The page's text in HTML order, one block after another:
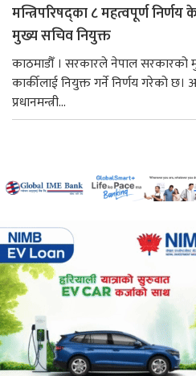
मन्त्रिपरिषद्का ८ महत्वपूर्ण निर्णय
मुख्य सचिव नियुक्त
काठमाडौँ । सरकारले नेपाल सरकारको
कार्कीलाई नियुक्त गर्ने निर्णय गरेको
प्रधानमन्त्री...